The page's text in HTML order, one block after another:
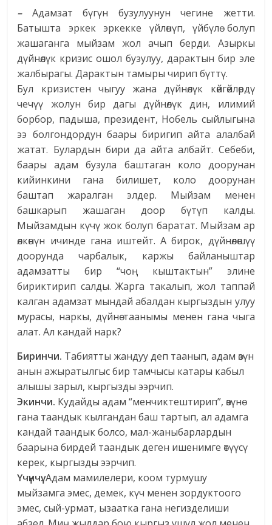
– Адамзат бүгүн бузулуунун чегине жетти.
Батышта эркек эркекке үйлөнүп, үйбүлө болуп
жашаганга мыйзам жол ачып берди. Азыркы
дүйнөлүк кризис ошол бузулуу, дарактын бир эле
жалбырагы. Дарактын тамыры чирип бүттү.
Бул кризистен чыгуу жана дүйнөлүк көйгөйлөрдү
чечүү жолун бир дагы дүйнөлүк дин, илимий
борбор, падыша, президент, Нобель сыйлыгына
ээ болгондордун баары биригип айта алалбай
жатат. Булардын бири да айта албайт. Себеби,
баары адам бузула баштаган коло доорунан
кийинкини гана билишет, коло доорунан
баштап жаралган элдер. Мыйзам менен
башкарып жашаган доор бүтүп калды.
Мыйзамдын күчү жок болуп баратат. Мыйзам ар
өлкөнүн ичинде гана иштейт. А бирок, дүйнөлөшүү
доорунда чарбалык, каржы байланыштар
адамзатты бир “чоң кыштактын” элине
бириктирип салды. Жарга такалып, жол таппай
калган адамзат мындай абалдан кыргыздын улуу
мурасы, наркы, дүйнө таанымы менен гана чыга
алат. Ал кандай нарк?
Биринчи. Табиятты жандуу деп таанып, адам өзүн
анын ажыратылгыс бир тамчысы катары кабыл
алышы зарыл, кыргызды ээрчип.
Экинчи. Кудайды адам “менчиктештирип”, өзүнө
гана таандык кылгандан баш тартып, ал адамга
кандай таандык болсо, мал-жаныбарлардын
баарына бирдей таандык деген ишенимге өтүүсү
керек, кыргызды ээрчип.
Үчүнчү.Адам мамилелери, коом турмушу
мыйзамга эмес, демек, күч менен зордуктоого
эмес, сый-урмат, ызаатка гана негизделиши